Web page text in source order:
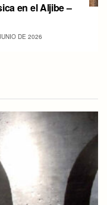
en el Aljibe –
DE 2026